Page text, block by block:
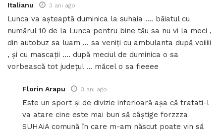
Italianu 3 ani ago
Lunca va așteaptă duminica la suhaia …. băiatul cu
numărul 10 de la Lunca pentru bine tău sa nu vi la meci ,
din autobuz sa luam … sa veniți cu ambulanta după voiiiii
, și cu mascații …. după meciul de duminica o sa
vorbească tot județul … măcel o sa fieeee
Florin Arapu 3 ani ago
Este un sport și de divizie inferioară așa că tratati-l
va atare cine este mai bun să câștige forzzza
SUHAiA comună în care m-am născut poate vin să